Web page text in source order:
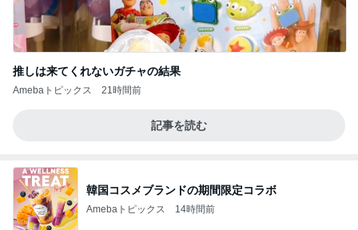
推しは来てくれないガチャの結果
Amebaトピックス 21時間前
記事を読む
韓国コスメブランドの期間限定コラボ
Amebaトピックス 14時間前